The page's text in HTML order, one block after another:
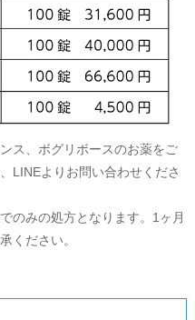
ス、ボグリボースのお薬をご
LINEよりお問い合わせくださ
のみの処方となります。1ヶ月
ください。